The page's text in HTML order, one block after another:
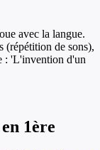
avec la langue.
(répétition de sons),
: 'L'invention d'un
en 1ère